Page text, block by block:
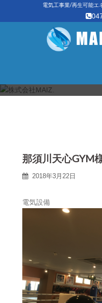
電気工事業/再生可能エ
那須川天心GYM
2018年3月22日
電気設備